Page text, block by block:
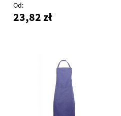
Od
23,82 zł